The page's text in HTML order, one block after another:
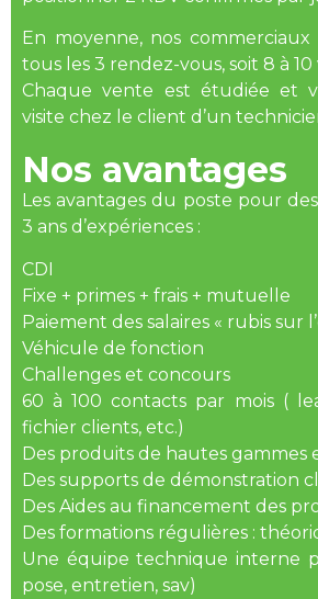
En moyenne, nos
tous les 3 rendez-vous, soit 8 à
Chaque vente est étudiée et
visite chez le client d’un
Nos avantages
Les avantages du poste pour
3 ans d’expériences :
CDI
Fixe + primes + frais + mutuelle
Paiement des salaires « rubis sur
Véhicule de fonction
Challenges et concours
60 à 100 contacts par mois (
fichier clients, etc.)
Des produits de hautes gammes
Des supports de démonstration
Des Aides au financement des
Des formations régulières :
Une équipe technique interne
pose, entretien, sav)